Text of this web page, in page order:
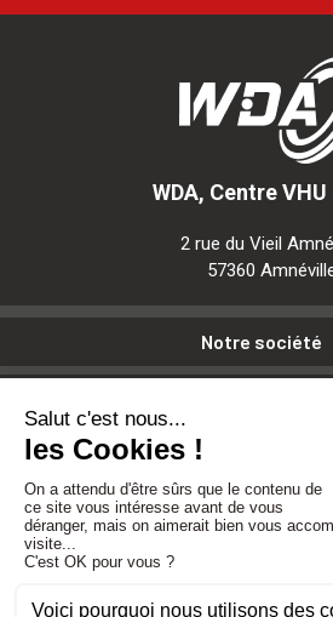
WDA, Centre
2 rue du Vieil
57360
Notre société